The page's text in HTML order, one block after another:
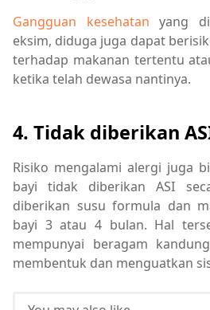
Gangguan kesehatan yang
eksim, diduga juga dapat
terhadap makanan tertentu
ketika telah dewasa nantinya.
4. Tidak diberikan
Risiko mengalami alergi juga
bayi tidak diberikan ASI
diberikan susu formula dan
bayi 3 atau 4 bulan. Hal
mempunyai beragam
membentuk dan menguatkan